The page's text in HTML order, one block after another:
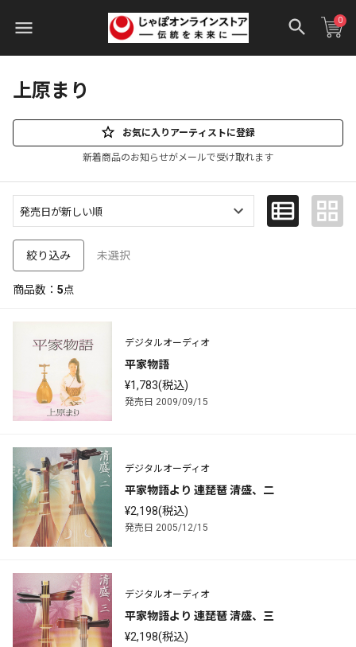
0
上原まり
お気に入りアーティストに登録
新着商品のお知らせがメールで受け取れます
絞り込み 未選択
商品数： 5点
デジタルオーディオ
平家物語
¥1,783(税込)
発売日 2009/09/15
デジタルオーディオ
平家物語より 連琵琶 清盛、二
¥2,198(税込)
発売日 2005/12/15
デジタルオーディオ
平家物語より 連琵琶 清盛、三
¥2,198(税込)